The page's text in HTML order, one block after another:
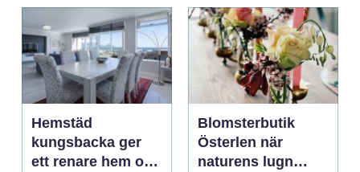
Hemstäd
kungsbacka ger
ett renare hem och
Blomsterbutik
Österlen när
naturens lugn